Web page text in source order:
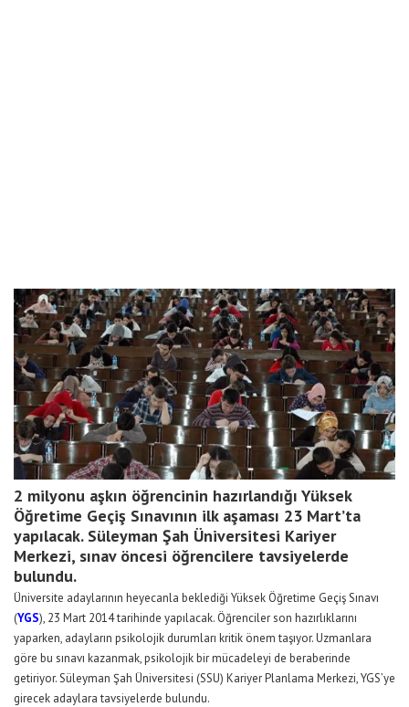
2 milyonu aşkın öğrencinin hazırlandığı Yüksek
Öğretime Geçiş Sınavının ilk aşaması 23 Mart’ta
yapılacak. Süleyman Şah Üniversitesi Kariyer
Merkezi, sınav öncesi öğrencilere tavsiyelerde
bulundu.
Üniversite adaylarının heyecanla beklediği Yüksek Öğretime Geçiş Sınavı
(YGS), 23 Mart 2014 tarihinde yapılacak. Öğrenciler son hazırlıklarını
yaparken, adayların psikolojik durumları kritik önem taşıyor. Uzmanlara
göre bu sınavı kazanmak, psikolojik bir mücadeleyi de beraberinde
getiriyor. Süleyman Şah Üniversitesi (SSU) Kariyer Planlama Merkezi, YGS’ye
girecek adaylara tavsiyelerde bulundu.